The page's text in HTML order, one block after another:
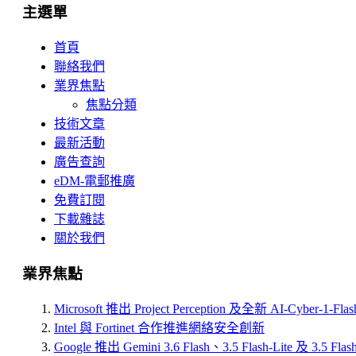
主選單
首頁
聯絡我們
業界焦點
焦點分類
技術文章
最新活動
廣告查詢
eDM-電郵推廣
免費訂閱
下載雜誌
關於我們
業界焦點
Microsoft 推出 Project Perception 及全新 AI-Cyber-1-
Intel 與 Fortinet 合作推進網絡安全創新
Google 推出 Gemini 3.6 Flash、3.5 Flash-Lite 及 3.5